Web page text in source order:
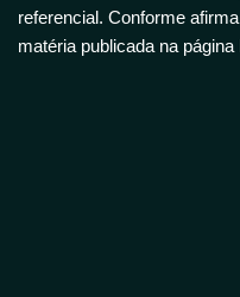
referencial. Conforme
matéria publicada na